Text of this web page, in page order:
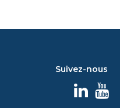
Suivez-nous